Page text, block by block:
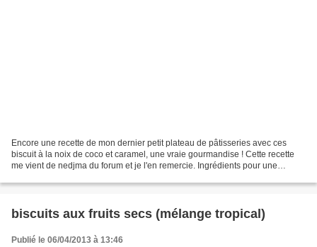
Encore une recette de mon dernier petit plateau de pâtisseries avec ces
biscuit à la noix de coco et caramel, une vraie gourmandise ! Cette recette
me vient de nedjma du forum et je l'en remercie. Ingrédients pour une
biscuits aux fruits secs (mélange tropical)
Publié le 06/04/2013 à 13:46